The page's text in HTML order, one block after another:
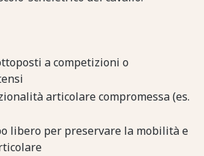
a competizioni o
articolare compromessa (es.
libero per preservare la mobilità e